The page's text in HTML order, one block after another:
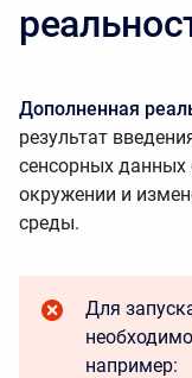
Дополненная
результат
сенсорных данных
окружении и
среды.
Для
например: